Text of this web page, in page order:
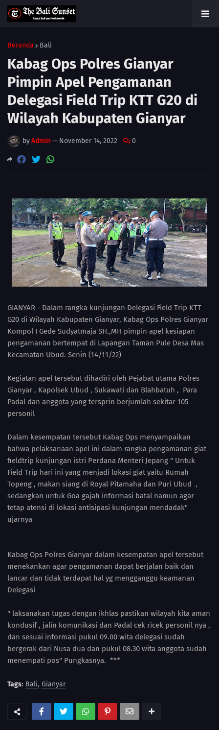
Beranda Bali
Kabag Ops Polres Gianyar
Pimpin Apel Pengamanan
Delegasi Field Trip KTT G20 di
Wilayah Kabupaten Gianyar
byAdmin— November 14, 2022 0
GIANYAR - Dalam rangka kunjungan Delegasi Field Trip KTT
G20 di Wilayah Kabupaten Gianyar, Kabag Ops Polres Gianyar
Kompol I Gede Sudyatmaja SH.,MH pimpin apel kesiapan
pengamanan bertempat di Lapangan Taman Pule Desa Mas
Kecamatan Ubud. Senin (14/11/22)
Kegiatan apel tersebut dihadiri oleh Pejabat utama Polres
Gianyar , Kapolsek Ubud , Sukawati dan Blahbatuh , Para
Padal dan anggota yang tersprin berjumlah sekitar 105
personil
Dalam kesempatan tersebut Kabag Ops menyampaikan
bahwa pelaksanaan apel ini dalam rangka pengamanan giat
fieldtrip kunjungan istri Perdana Menteri Jepang " Untuk
Field Trip hari ini yang menjadi lokasi giat yaitu Rumah
Topeng , makan siang di Royal Pitamaha dan Puri Ubud ,
sedangkan untuk Goa gajah informasi batal namun agar
tetap atensi di lokasi antisipasi kunjungan mendadak"
ujarnya
Kabag Ops Polres Gianyar dalam kesempatan apel tersebut
menekankan agar pengamanan dapat berjalan baik dan
lancar dan tidak terdapat hal yg mengganggu keamanan
Delegasi
" laksanakan tugas dengan ikhlas pastikan wilayah kita aman
kondusif , jalin komunikasi dan Padal cek ricek personil nya ,
dan sesuai informasi pukul 09.00 wita delegasi sudah
bergerak dari Nusa dua dan pukul 08.30 wita anggota sudah
menempati pos" Pungkasnya. ***
Tags: Bali Gianyar